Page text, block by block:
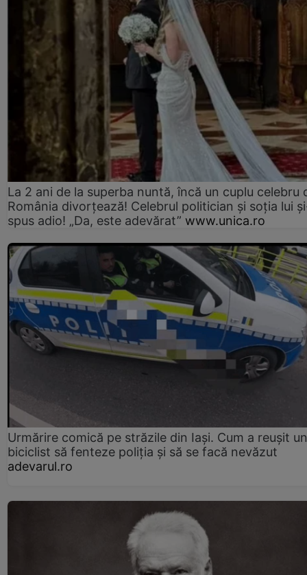
La 2 ani de la superba nuntă, încă un cuplu celebru
România divorțează! Celebrul politician și soția lui
spus adio! „Da, este adevărat” www.unica.ro
Urmărire comică pe străzile din Iași. Cum a reușit un
biciclist să fenteze poliția și să se facă nevăzut
adevarul.ro